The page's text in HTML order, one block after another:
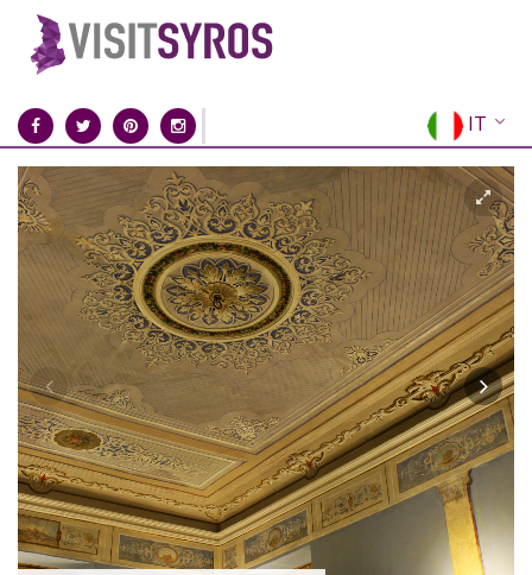
IT
EN
EL
FR
DE
ES
RU
CN